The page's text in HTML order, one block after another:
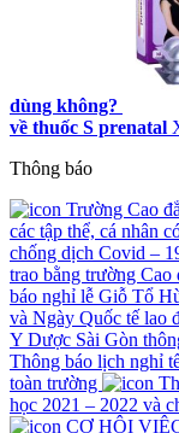
dùng không?
về thuốc S prenatal
Thông báo
Trường Cao
các tập thể, cá nhân
chống dịch Covid –
trao bằng trường
báo nghỉ lễ Giỗ Tổ
và Ngày Quốc tế lao
Y Dược Sài Gòn
Thông báo lịch nghỉ
toàn trường
học 2021 – 2022 và
CƠ HỘI